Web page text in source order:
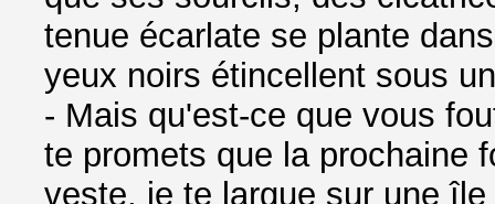
tenue écarlate se plante
yeux noirs étincellent sous
- Mais qu'est-ce que vous
te promets que la prochaine
veste, je te largue sur une